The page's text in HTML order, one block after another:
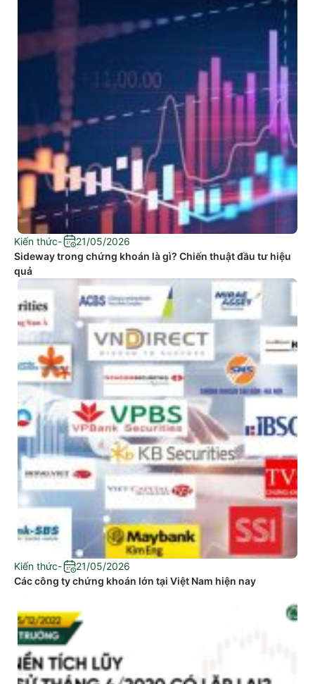
Kiến thức-
21/05/2026
Sideway trong chứng khoán là gì? Chiến thuật đầu tư hiệu
quả
Kiến thức-
21/05/2026
Các công ty chứng khoán lớn tại Việt Nam hiện nay